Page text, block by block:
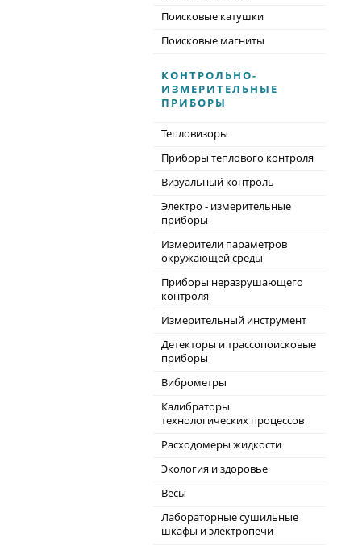
Поисковые катушки
Поисковые магниты
КОНТРОЛЬНО-
ИЗМЕРИТЕЛЬНЫЕ
ПРИБОРЫ
Тепловизоры
Приборы теплового контроля
Визуальный контроль
Электро - измерительные
приборы
Измерители параметров
окружающей среды
Приборы неразрушающего
контроля
Измерительный инструмент
Детекторы и трассопоисковые
приборы
Виброметры
Калибраторы
технологических процессов
Расходомеры жидкости
Экология и здоровье
Весы
Лабораторные сушильные
шкафы и электропечи